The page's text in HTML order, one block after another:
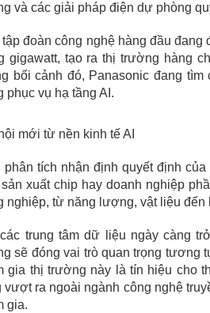
và các giải pháp điện dự phòng
đoàn công nghệ hàng đầu
gigawatt, tạo ra thị trường hàng
bối cảnh đó, Panasonic đang
phục vụ hạ tầng AI.
mới từ nền kinh tế AI
phân tích nhận định quyết định
xuất chip hay doanh nghiệp
nghiệp, từ năng lượng, vật liệu đến
trung tâm dữ liệu ngày càng
sẽ đóng vai trò quan trọng tương
gia thị trường này là tín hiệu cho
vượt ra ngoài ngành công nghệ
gia.